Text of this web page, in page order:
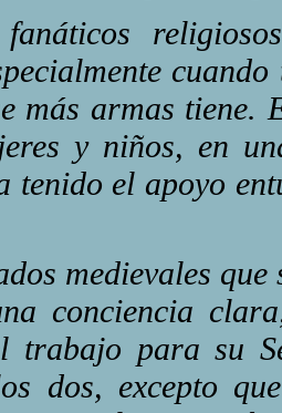
religiosos
más armas tiene.
y niños, en
tenido el apoyo
medievales que
conciencia
trabajo para su
dos, excepto